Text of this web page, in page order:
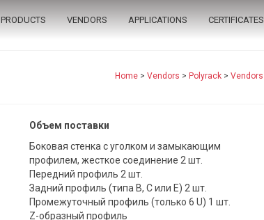
PRODUCTS VENDORS APPLICATIONS CERTIFICATES
Home > Vendors > Polyrack > Vendors
Объем поставки
Боковая стенка с уголком и замыкающим
профилем, жесткое соединение 2 шт.
Передний профиль 2 шт.
Задний профиль (типа B, C или E) 2 шт.
Промежуточный профиль (только 6 U) 1 шт.
Z-образный профиль